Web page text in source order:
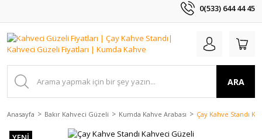
0(533) 644 44 45
ARA
Anasayfa Bakır Kahveci Güzeli Kumda Kahve Arabası Çay Kahve Standı